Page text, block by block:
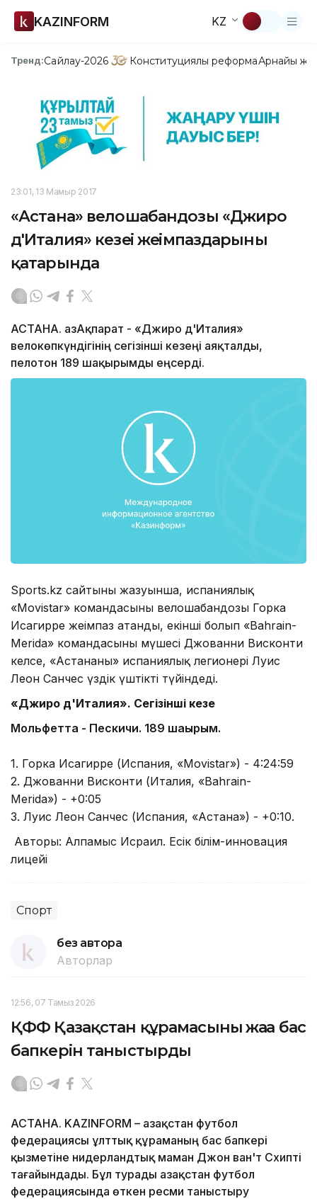
KAZINFORM KZ
Тренд:Сайлау-2026 Конституциялық реформаАрнайы
23:01, 13 Мамыр 2017
«Астана» велошабандозы «Джиро
д'Италия» кезеңі жеңімпаздарының
қатарында
АСТАНА. ҚазАқпарат - «Джиро д'Италия»
велокөпкүндігінің сегізінші кезеңі аяқталды,
пелотон 189 шақырымды еңсерді.
Sports.kz сайтының жазуынша, испаниялық
«Movistar» командасының велошабандозы Горка
Исагирре жеңімпаз атанды, екінші болып «Bahrain-
Merida» командасының мүшесі Джованни Висконти
келсе, «Астананың» испаниялық легионері Луис
Леон Санчес үздік үштікті түйіндеді.
«Джиро д'Италия». Сегізінші кезең
Мольфетта - Пескичи. 189 шақырым.
1. Горка Исагирре (Испания, «Movistar») - 4:24:59
2. Джованни Висконти (Италия, «Bahrain-
Merida») - +0:05
3. Луис Леон Санчес (Испания, «Астана») - +0:10.
Авторы: Алпамыс Исраил. Есік білім-инновация
лицейі
Спорт
без автора
Авторлар
12:56, 07 Тамыз 2026
ҚФФ Қазақстан құрамасының жаңа бас
бапкерін таныстырды
АСТАНА. KAZINFORM – Қазақстан футбол
федерациясы ұлттық құраманың бас бапкері
қызметіне нидерландтық маман Джон ван'т Схипті
тағайындады. Бұл турады Қазақстан футбол
федерациясында өткен ресми таныстыру